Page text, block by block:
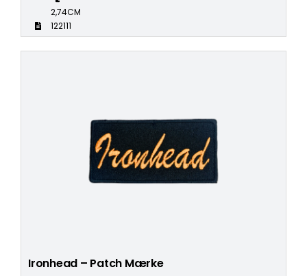
2,74CM
122111
Ironhead – Patch Mærke